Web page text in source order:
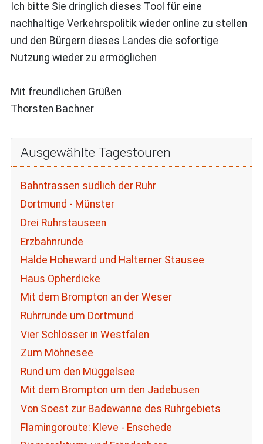
Ich bitte Sie dringlich dieses Tool für eine
nachhaltige Verkehrspolitik wieder online zu stellen
und den Bürgern dieses Landes die sofortige
Nutzung wieder zu ermöglichen
Mit freundlichen Grüßen
Thorsten Bachner
Ausgewählte Tagestouren
Bahntrassen südlich der Ruhr
Dortmund - Münster
Drei Ruhrstauseen
Erzbahnrunde
Halde Hoheward und Halterner Stausee
Haus Opherdicke
Mit dem Brompton an der Weser
Ruhrrunde um Dortmund
Vier Schlösser in Westfalen
Zum Möhnesee
Rund um den Müggelsee
Mit dem Brompton um den Jadebusen
Von Soest zur Badewanne des Ruhrgebiets
Flamingoroute: Kleve - Enschede